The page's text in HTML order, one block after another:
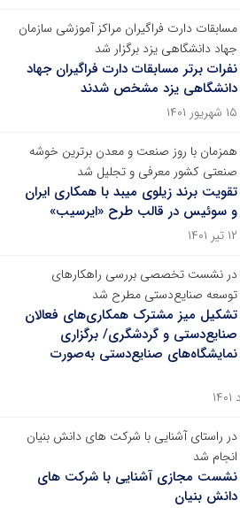
مسابقات دارت فراگیران مراکز آموزشی سازمان
جهاد دانشگاهی یزد برگزار شد
نفرات برتر مسابقات دارت فراگیران جهاد
دانشگاهی یزد مشخص شدند
۱۵ شهریور ۱۴۰۱
همزمان با روز صنعت و معدن برترین خوشه
صنعتی کشور معرفی و تجلیل شد
تقویت برند زیلوی میبد با همکاری ایران
و سوئیس در قالب طرح «ایرسیب»
۱۲ تیر ۱۴۰۱
در نشست تخصصی بررسی راهکارهای
توسعه صنایع‌دستی مطرح شد
تشکیل میز مشترک همکاری‌های فعالان
صنایع‌دستی و گردشگری/ برگزاری
نمایشگاه‌های صنایع‌دستی به‌صورت
در راستای آشنایی با شرکت های دانش بنیان
انجام شد
نشست مجازی آشنایی با شرکت های
دانش بنیان